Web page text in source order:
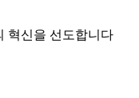
혁신을 선도합니다